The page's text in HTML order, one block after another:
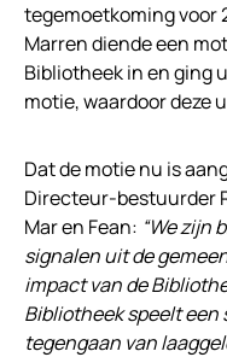
tegemoetkoming voor
Marren diende een
Bibliotheek in en ging
motie, waardoor deze
Dat de motie nu is
Directeur-bestuurder
Mar en Fean: “We zijn
signalen uit de
impact van de
Bibliotheek speelt
tegengaan van